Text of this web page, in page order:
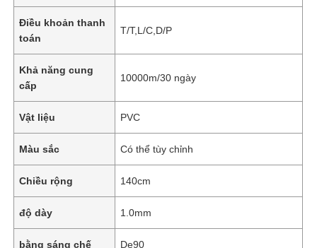
Điều khoản thanh
toán
T/T,L/C,D/P
Khả năng cung
cấp
10000m/30 ngày
Vật liệu PVC
Màu sắc Có thể tùy chỉnh
Chiều rộng 140cm
độ dày 1.0mm
bằng sáng chế De90